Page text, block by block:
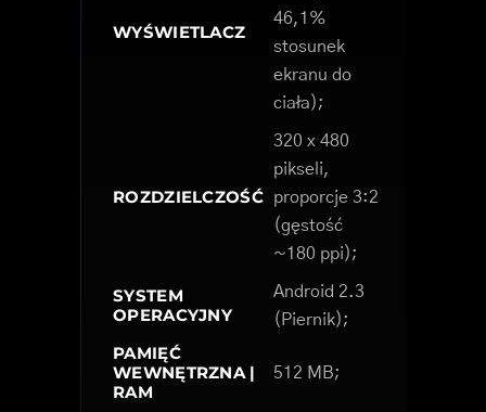
WYŚWIETLACZ
46,1%
stosunek
ekranu do
ciała);
ROZDZIELCZOŚĆ
320 x 480
pikseli,
proporcje 3:2
(gęstość
~180 ppi);
SYSTEM
OPERACYJNY
Android 2.3
(Piernik);
PAMIĘĆ
WEWNĘTRZNA |
RAM
512 MB;